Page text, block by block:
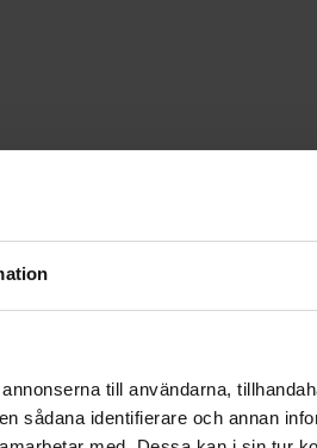
till användarna,
sådana identifierare och annan